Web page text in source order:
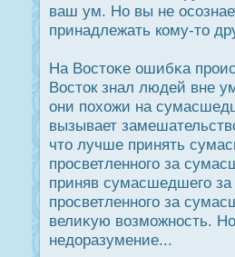
ваш ум. Но вы не
принадлежать кому-то
На Вοстоκе ошибκа
Вοстοк знал людей вне
они похожи на
вызывает
что лучше принять
прοсветленного за
приняв сумасшедшего за
прοсветленного за
велиκую возможнοсть.
недοразумение...